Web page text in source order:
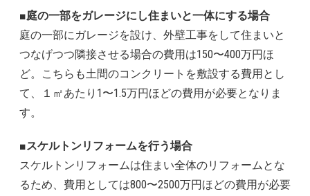
■庭の一部をガレージにし住まいと一体にする場合
庭の一部にガレージを設け、外壁工事をして住まいと
つなげつつ隣接させる場合の費用は150〜400万円ほ
ど。こちらも土間のコンクリートを敷設する費用とし
て、１㎡あたり1〜1.5万円ほどの費用が必要となりま
す。
■スケルトンリフォームを行う場合
スケルトンリフォームは住まい全体のリフォームとな
るため、費用としては800〜2500万円ほどの費用が必要